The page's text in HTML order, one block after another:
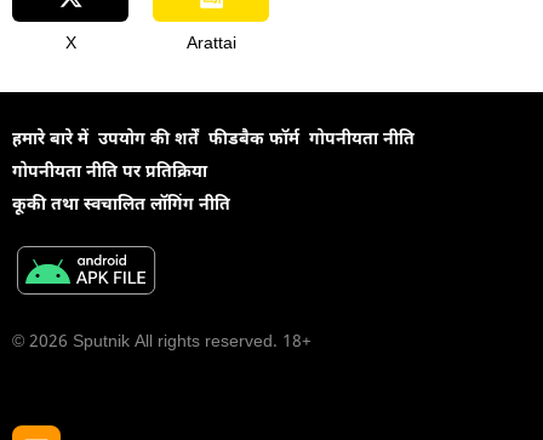
X Arattai
हमारे बारे में उपयोग की शर्तें फीडबैक फॉर्म गोपनीयता नीति
गोपनीयता नीति पर प्रतिक्रिया
कूकी तथा स्वचालित लॉगिंग नीति
© 2026 Sputnik All rights reserved. 18+